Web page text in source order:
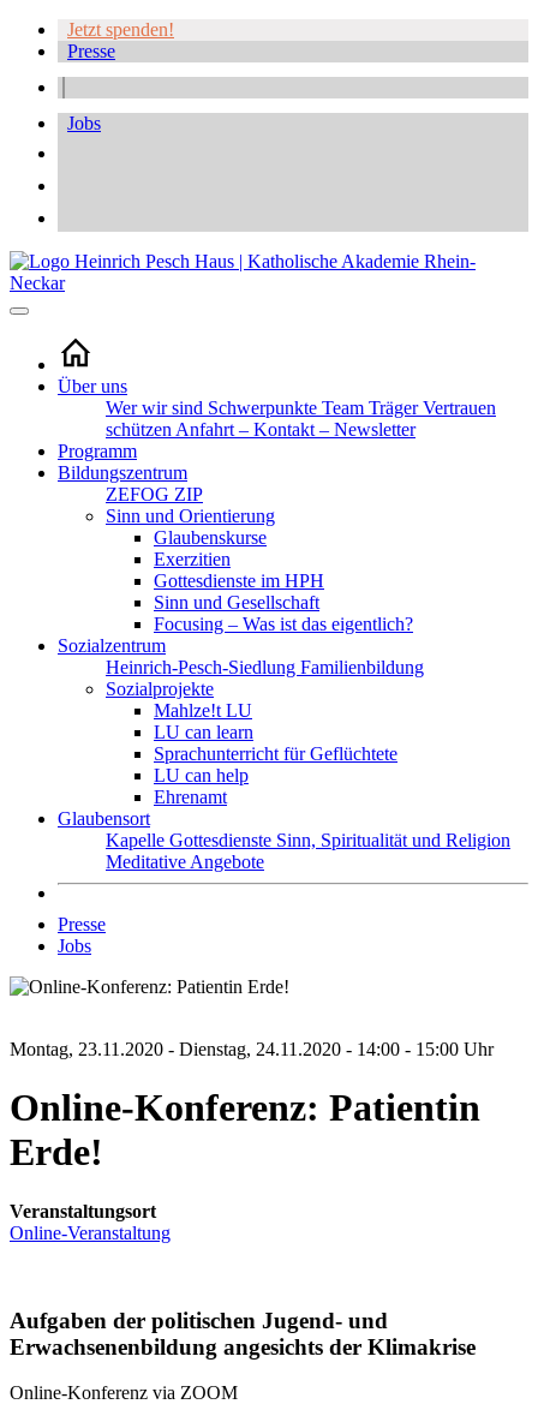
Jetzt spenden!
Presse
Jobs
Über uns
Wer wir sind Schwerpunkte Team TrägerVertrauen
schützen Anfahrt – Kontakt – Newsletter
Programm
Bildungszentrum
ZEFOG ZIP
Sinn und Orientierung
Glaubenskurse
Exerzitien
Gottesdienste im HPH
Sinn und Gesellschaft
Focusing – Was ist das eigentlich?
Sozialzentrum
Heinrich-Pesch-Siedlung Familienbildung
Sozialprojekte
Mahlze!t LU
LU can learn
Sprachunterricht für Geflüchtete
LU can help
Ehrenamt
Glaubensort
Kapelle Gottesdienste Sinn, Spiritualität und Religion
Meditative Angebote
Presse
Jobs
Montag, 23.11.2020 - Dienstag, 24.11.2020 - 14:00 - 15:00 Uhr
Online-Konferenz: Patientin
Erde!
Veranstaltungsort
Online-Veranstaltung
Aufgaben der politischen Jugend- und
Erwachsenenbildung angesichts der Klimakrise
Online-Konferenz via ZOOM